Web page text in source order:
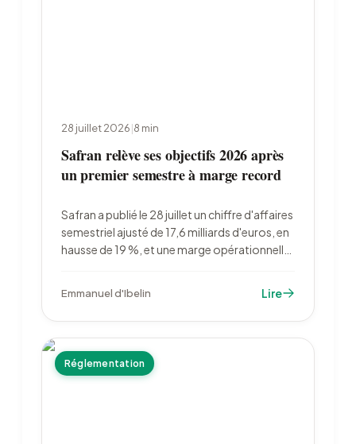
28 juillet 2026|8 min
Safran relève ses objectifs 2026 après
un premier semestre à marge record
Safran a publié le 28 juillet un chiffre d'affaires
semestriel ajusté de 17,6 milliards d'euros, en
hausse de 19 %, et une marge opérationnelle
rechange pour moteurs civils.
Emmanuel d'Ibelin Lire
Réglementation